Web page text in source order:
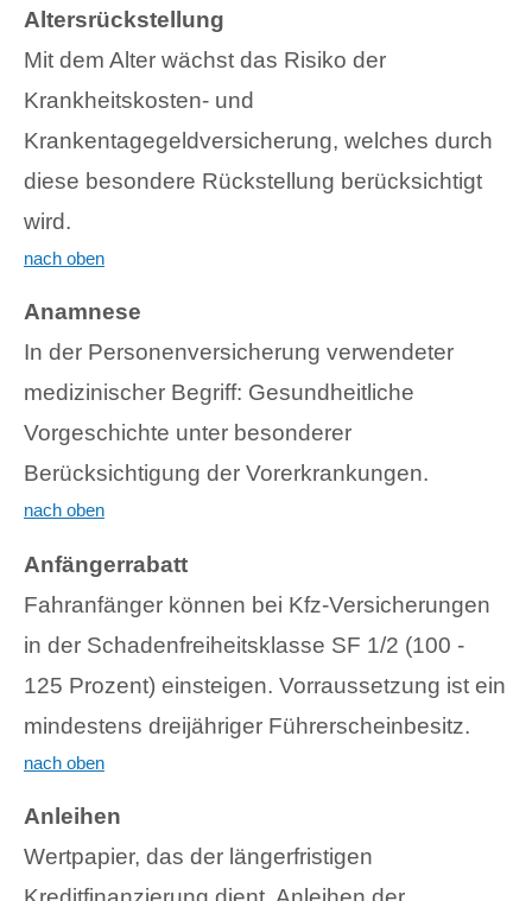
Altersrückstellung
Mit dem Alter wächst das Risiko der
Krankheitskosten- und
Krankentagegeldversicherung, welches durch
diese besondere Rückstellung berücksichtigt
wird.
nach oben
Anamnese
In der Personenversicherung verwendeter
medizinischer Begriff: Gesundheitliche
Vorgeschichte unter besonderer
Berücksichtigung der Vorerkrankungen.
nach oben
Anfängerrabatt
Fahranfänger können bei Kfz-Versicherungen
in der Schadenfreiheitsklasse SF 1/2 (100 -
125 Prozent) einsteigen. Vorraussetzung ist ein
mindestens dreijähriger Führerscheinbesitz.
nach oben
Anleihen
Wertpapier, das der längerfristigen